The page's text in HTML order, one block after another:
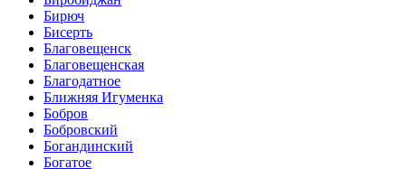
Бирюч
Бисерть
Благовещенск
Благовещенская
Благодатное
Ближняя Игуменка
Бобров
Бобровский
Богандинский
Богатое